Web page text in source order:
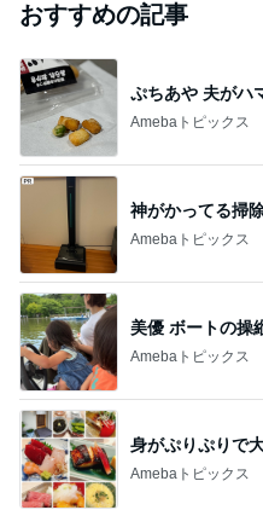
おすすめの記事
ぷちあや 夫がハ
Amebaトピックス
神がかってる掃
Amebaトピックス
美優 ボートの操
Amebaトピックス
身がぷりぷりで
Amebaトピックス